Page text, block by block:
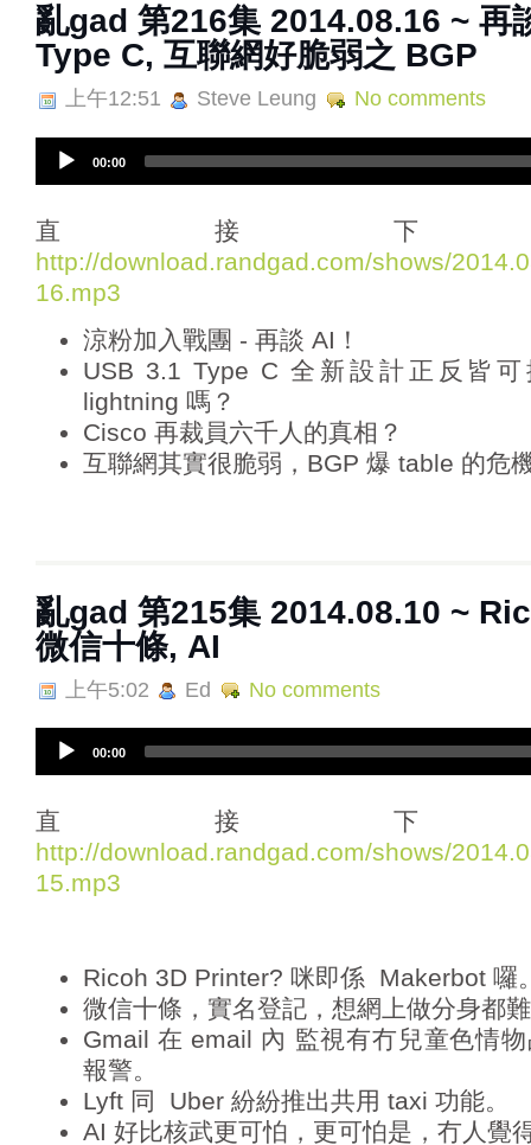
亂gad 第216集 2014.08.16 ~ 再
Type C, 互聯網好脆弱之 BGP
上午12:51 Steve Leung No comments
i
o
P
00:00
直接
http://download.randgad.com/shows/
16.mp3
涼粉加入戰團 - 再談 AI！
USB 3.1 Type C 全新設計正反皆
lightning 嗎？
Cisco 再裁員六千人的真相？
互聯網其實很脆弱，BGP 爆 table 的危
亂gad 第215集 2014.08.10 ~
微信十條, AI
上午5:02 Ed No comments
i
o
P
00:00
直接
http://download.randgad.com/shows/
15.mp3
Ricoh 3D Printer? 咪即係 Makerbot 囉
微信十條，實名登記，想網上做分身都
Gmail 在 email 內 監視有冇兒童色情
報警。
Lyft 同 Uber 紛紛推出共用 taxi 功能。
AI 好比核武更可怕，更可怕是，冇人覺